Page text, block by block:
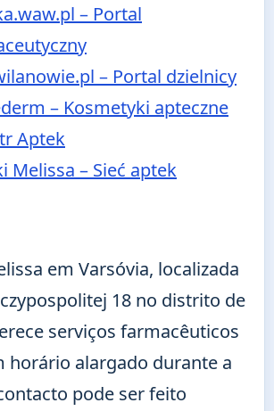
– Portal
– Portal dzielnicy
– Kosmetyki apteczne
Aptek
Melissa – Sieć aptek
em Varsóvia, localizada
18 no distrito de
serviços farmacêuticos
horário alargado durante a
pode ser feito